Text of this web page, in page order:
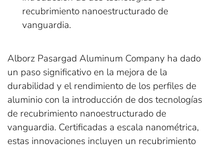
recubrimiento nanoestructurado de
vanguardia.
Alborz Pasargad Aluminum Company ha dado
un paso significativo en la mejora de la
durabilidad y el rendimiento de los perfiles de
aluminio con la introducción de dos tecnologías
de recubrimiento nanoestructurado de
vanguardia. Certificadas a escala nanométrica,
estas innovaciones incluyen un recubrimiento